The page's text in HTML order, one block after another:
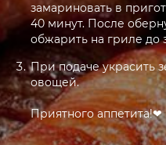
замариновать в
40 минут. После
обжарить на гриле до
При подаче украсить
овощей.
Приятного аппетита!❤